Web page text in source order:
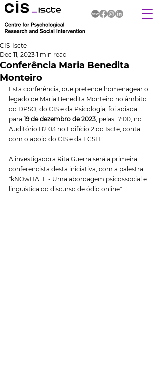
Conferência Maria Benedita
Monteiro
CIS-Iscte
Dec 11, 2023 1 min read
Esta conferência, que pretende homenagear o
legado de Maria Benedita Monteiro no âmbito
do DPSO, do CIS e da Psicologia, foi adiada
para 19 de dezembro de 2023, pelas 17:00, no
Auditório B2.03 no Edifício 2 do Iscte, conta
com o apoio do CIS e da ECSH.
A investigadora Rita Guerra será a primeira
conferencista desta iniciativa, com a palestra
"kNOwHATE - Uma abordagem psicossocial e
linguística do discurso de ódio online".